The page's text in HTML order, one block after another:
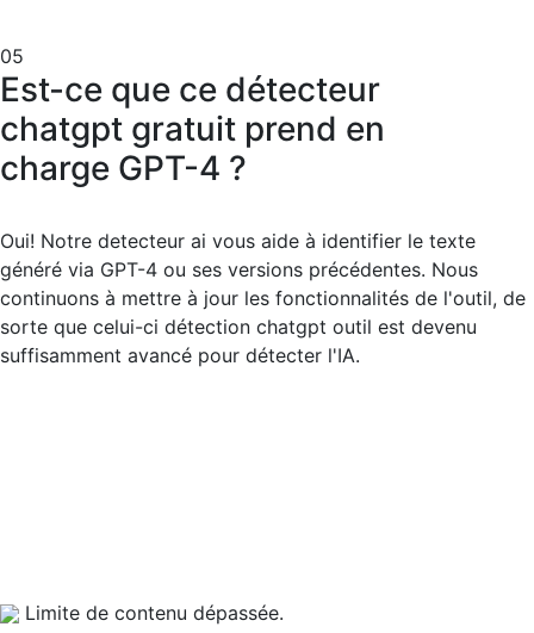
05
Est-ce que ce détecteur
chatgpt gratuit prend en
charge GPT-4 ?
Oui! Notre detecteur ai vous aide à identifier le texte
généré via GPT-4 ou ses versions précédentes. Nous
continuons à mettre à jour les fonctionnalités de l'outil, de
sorte que celui-ci détection chatgpt outil est devenu
suffisamment avancé pour détecter l'IA.
Limite de contenu dépassée.